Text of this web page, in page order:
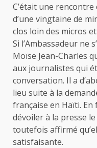
C’était une
d’une vingtaine de
clos loin des micros
Si l’Ambassadeur ne
Moïse Jean-Charles
aux journalistes qui
conversation. Il a
lieu suite à la
française en Haïti.
dévoiler à la presse
toutefois affirmé
satisfaisante.